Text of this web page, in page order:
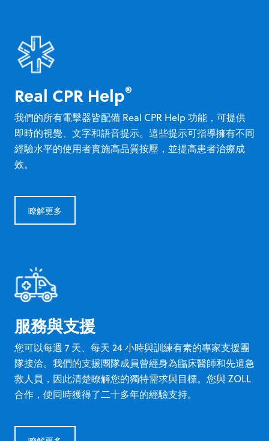
Real CPR Help®
我們的所有電擊器皆配備 Real CPR Help 功能，可提供
即時的視覺、文字和語音提示。這些提示可指導擁有不同
經驗水平的使用者實施高品質按壓，並提高患者治療成
效。
瞭解更多
服務與支援
您可以每週 7 天、每天 24 小時與訓練有素的專家支援團
隊接洽。我們的支援團隊成員曾經身為臨床醫師和先遣急
救人員，因此清楚瞭解您的獨特需求與目標。您與 ZOLL
合作，便同時獲得了二十多年的經驗支持。